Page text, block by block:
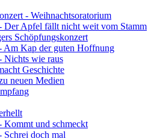
- Weihnachtsoratorium
Der Apfel fällt nicht weit vom Stamm
Schöpfungskonzert
Am Kap der guten Hoffnung
Nichts wie raus
Geschichte
neuen Medien
Kommt und schmeckt
Schrei doch mal